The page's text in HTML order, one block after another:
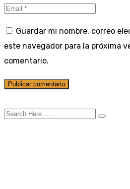
Guardar mi nombre, correo
este navegador para la próxima
comentario.